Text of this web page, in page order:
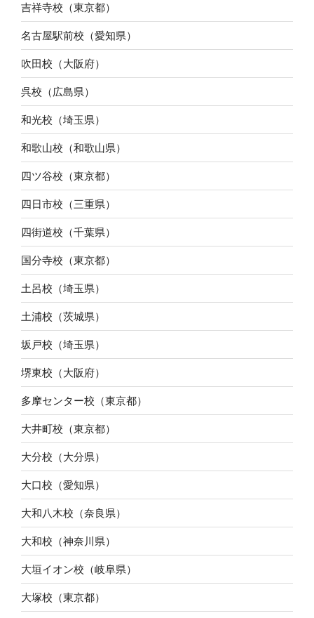
吉祥寺校（東京都）
名古屋駅前校（愛知県）
吹田校（大阪府）
呉校（広島県）
和光校（埼玉県）
和歌山校（和歌山県）
四ツ谷校（東京都）
四日市校（三重県）
四街道校（千葉県）
国分寺校（東京都）
土呂校（埼玉県）
土浦校（茨城県）
坂戸校（埼玉県）
堺東校（大阪府）
多摩センター校（東京都）
大井町校（東京都）
大分校（大分県）
大口校（愛知県）
大和八木校（奈良県）
大和校（神奈川県）
大垣イオン校（岐阜県）
大塚校（東京都）